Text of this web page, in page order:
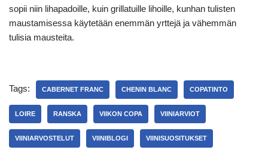
sopii niin lihapadoille, kuin grillatuille lihoille, kunhan tulisten
maustamisessa käytetään enemmän yrttejä ja vähemmän
tulisia mausteita.
Tags: CABERNET FRANC CHENIN BLANC COPATINTO
LOIRE RANSKA VIIKON COPA VIINIARVIOT
VIINIARVOSTELUT VIINIBLOGI VIINISUOSITUKSET